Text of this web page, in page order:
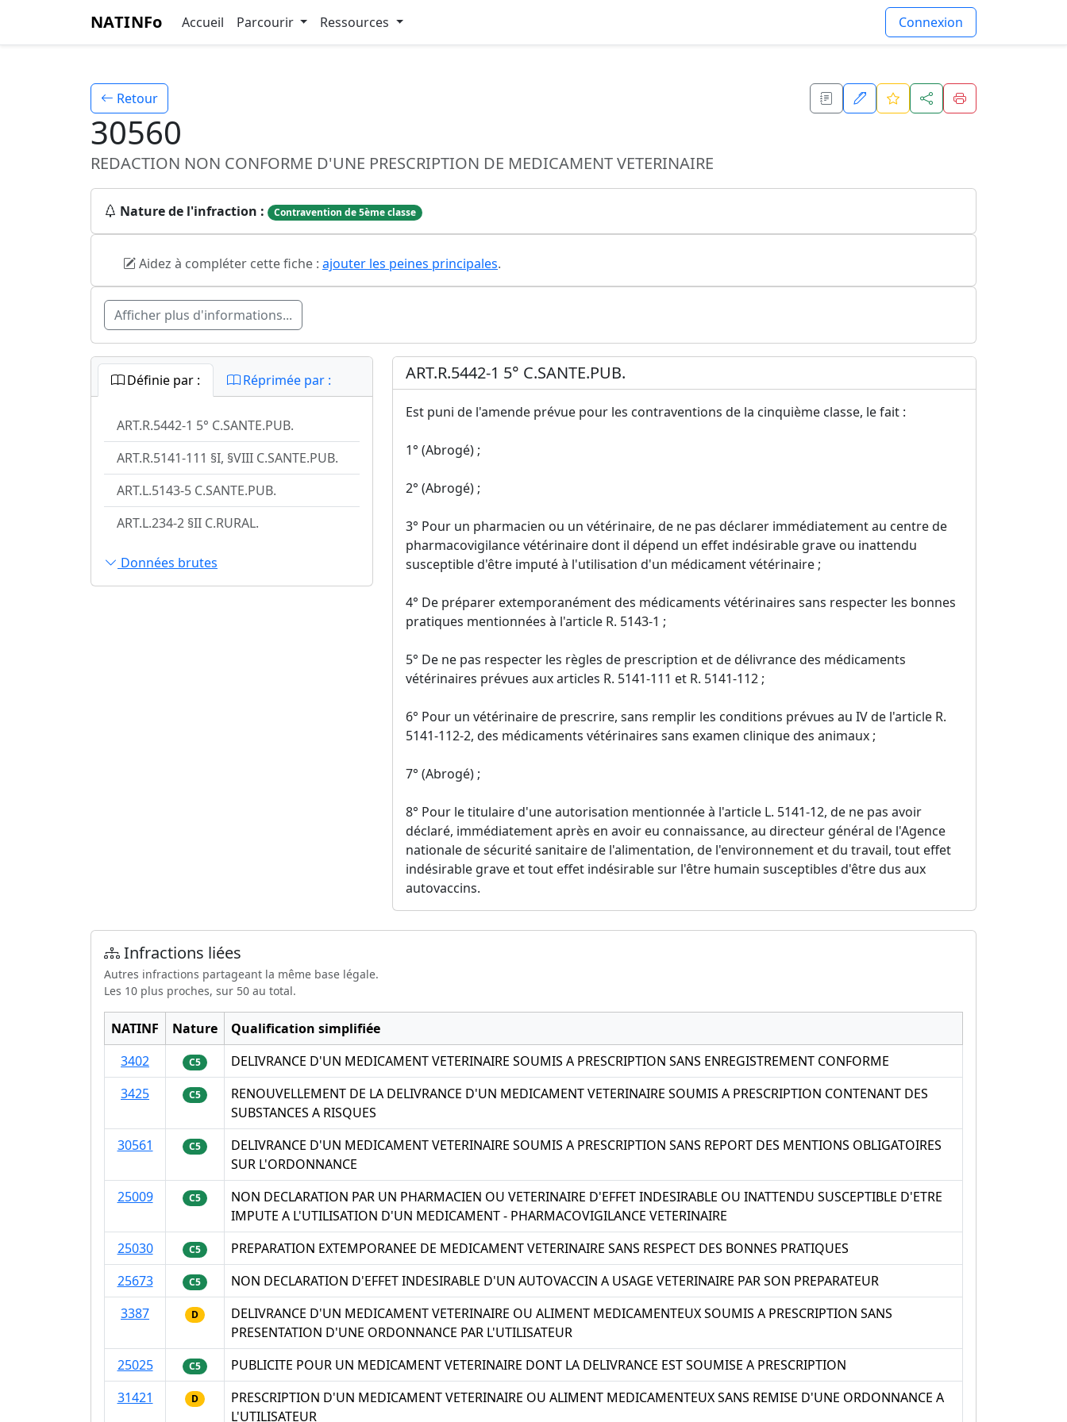
NATINFo Accueil Parcourir Ressources Connexion
Retour
30560
REDACTION NON CONFORME D'UNE PRESCRIPTION DE MEDICAMENT VETERINAIRE
Nature de l'infraction : Contravention de 5ème classe
Aidez à compléter cette fiche : ajouter les peines principales.
Afficher plus d'informations...
Définie par : Réprimée par :
ART.R.5442-1 5° C.SANTE.PUB.
ART.R.5141-111 §I, §VIII C.SANTE.PUB.
ART.L.5143-5 C.SANTE.PUB.
ART.L.234-2 §II C.RURAL.
Données brutes
ART.R.5442-1 5° C.SANTE.PUB.
Est puni de l'amende prévue pour les contraventions de la cinquième classe, le fait :
1° (Abrogé) ;
2° (Abrogé) ;
3° Pour un pharmacien ou un vétérinaire, de ne pas déclarer immédiatement au centre de
pharmacovigilance vétérinaire dont il dépend un effet indésirable grave ou inattendu
susceptible d'être imputé à l'utilisation d'un médicament vétérinaire ;
4° De préparer extemporanément des médicaments vétérinaires sans respecter les bonnes
pratiques mentionnées à l'article R. 5143-1 ;
5° De ne pas respecter les règles de prescription et de délivrance des médicaments
vétérinaires prévues aux articles R. 5141-111 et R. 5141-112 ;
6° Pour un vétérinaire de prescrire, sans remplir les conditions prévues au IV de l'article R.
5141-112-2, des médicaments vétérinaires sans examen clinique des animaux ;
7° (Abrogé) ;
8° Pour le titulaire d'une autorisation mentionnée à l'article L. 5141-12, de ne pas avoir
déclaré, immédiatement après en avoir eu connaissance, au directeur général de l'Agence
nationale de sécurité sanitaire de l'alimentation, de l'environnement et du travail, tout effet
indésirable grave et tout effet indésirable sur l'être humain susceptibles d'être dus aux
autovaccins.
Infractions liées
Autres infractions partageant la même base légale.
Les 10 plus proches, sur 50 au total.
NATINF Nature
Qualification simplifiée
3402
C5
DELIVRANCE D'UN MEDICAMENT VETERINAIRE SOUMIS A PRESCRIPTION SANS ENREGISTREMENT CONFORME
3425
C5
RENOUVELLEMENT DE LA DELIVRANCE D'UN MEDICAMENT VETERINAIRE SOUMIS A PRESCRIPTION CONTENANT DES
SUBSTANCES A RISQUES
30561
C5
DELIVRANCE D'UN MEDICAMENT VETERINAIRE SOUMIS A PRESCRIPTION SANS REPORT DES MENTIONS OBLIGATOIRES
SUR L'ORDONNANCE
25009
C5
NON DECLARATION PAR UN PHARMACIEN OU VETERINAIRE D'EFFET INDESIRABLE OU INATTENDU SUSCEPTIBLE D'ETRE
IMPUTE A L'UTILISATION D'UN MEDICAMENT - PHARMACOVIGILANCE VETERINAIRE
25030
C5
PREPARATION EXTEMPORANEE DE MEDICAMENT VETERINAIRE SANS RESPECT DES BONNES PRATIQUES
25673
C5
NON DECLARATION D'EFFET INDESIRABLE D'UN AUTOVACCIN A USAGE VETERINAIRE PAR SON PREPARATEUR
3387
D
DELIVRANCE D'UN MEDICAMENT VETERINAIRE OU ALIMENT MEDICAMENTEUX SOUMIS A PRESCRIPTION SANS
PRESENTATION D'UNE ORDONNANCE PAR L'UTILISATEUR
25025
C5
PUBLICITE POUR UN MEDICAMENT VETERINAIRE DONT LA DELIVRANCE EST SOUMISE A PRESCRIPTION
31421
D
PRESCRIPTION D'UN MEDICAMENT VETERINAIRE OU ALIMENT MEDICAMENTEUX SANS REMISE D'UNE ORDONNANCE A
L'UTILISATEUR